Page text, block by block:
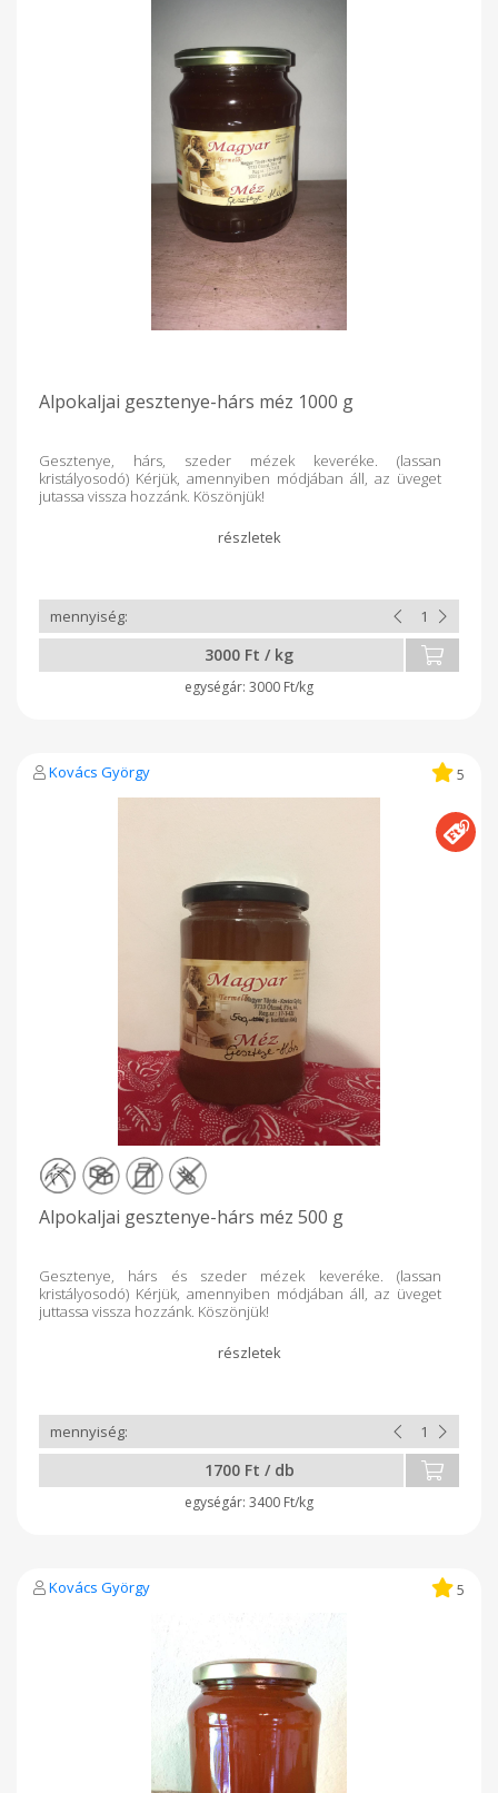
Alpokaljai gesztenye-hárs méz 1000 g
Gesztenye, hárs, szeder mézek keveréke. (lassan
kristályosodó) Kérjük, amennyiben módjában áll, az üveget
jutassa vissza hozzánk. Köszönjük!
3000 Ft / kg
3000 Ft/kg
Kovács György 5
Alpokaljai gesztenye-hárs méz 500 g
Gesztenye, hárs és szeder mézek keveréke. (lassan
kristályosodó) Kérjük, amennyiben módjában áll, az üveget
juttassa vissza hozzánk. Köszönjük!
1700 Ft / db
3400 Ft/kg
Kovács György 5